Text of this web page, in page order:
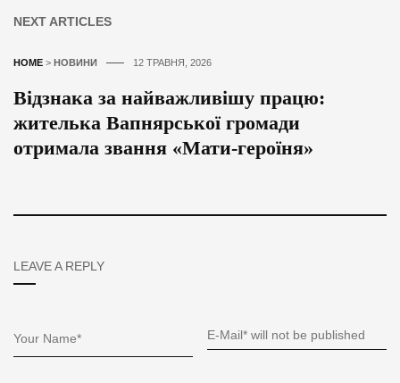
NEXT ARTICLES
HOME > НОВИНИ 12 ТРАВНЯ, 2026
Відзнака за найважливішу працю:
жителька Вапнярської громади
отримала звання «Мати-героїня»
LEAVE A REPLY